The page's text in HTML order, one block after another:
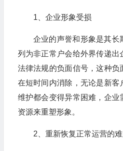
1、企业形象受损
企业的声誉和形象是其长
列为非正常户会给外界传递出
法律法规的负面信号，这种负
在短时间内消除，无论是新客
维护都会变得异常困难，企业
资源来重塑形象。
2、重新恢复正常运营的